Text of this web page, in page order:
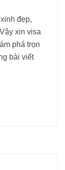
đẹp,
xin visa
phá trọn
bài viết